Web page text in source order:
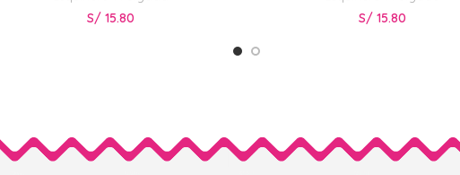
S/ 15.80 S/ 15.80